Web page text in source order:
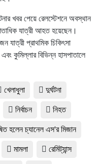
খবর পেয়ে রেলস্টেশনে অবস্থান
যাত্রী আহত হয়েছেন।
যাত্রী প্রাথমিক চিকিৎসা
কুমিল্লার বিভিন্ন হাসপাতালে
খেলাধুলা দুর্ঘটনা
নির্বাচন নিহত
হলেন চ্যানেল এস'র মিজান
মামলা রেমিট্যান্স